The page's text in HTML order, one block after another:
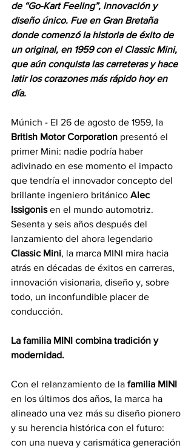
de “Go-Kart Feeling”, innovación y
diseño único. Fue en Gran Bretaña
donde comenzó la historia de éxito de
un original, en 1959 con el Classic Mini,
que aún conquista las carreteras y hace
latir los corazones más rápido hoy en
día.
Múnich - El 26 de agosto de 1959, la
British Motor Corporation presentó el
primer Mini: nadie podría haber
adivinado en ese momento el impacto
que tendría el innovador concepto del
brillante ingeniero británico Alec
Issigonis en el mundo automotriz.
Sesenta y seis años después del
lanzamiento del ahora legendario
Classic Mini, la marca MINI mira hacia
atrás en décadas de éxitos en carreras,
innovación visionaria, diseño y, sobre
todo, un inconfundible placer de
conducción.
La familia MINI combina tradición y
modernidad.
Con el relanzamiento de la familia MINI
en los últimos dos años, la marca ha
alineado una vez más su diseño pionero
y su herencia histórica con el futuro:
con una nueva y carismática generación